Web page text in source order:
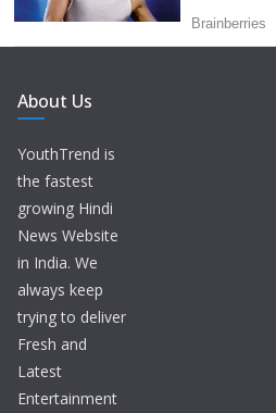
About Us
YouthTrend is
the fastest
growing Hindi
News Website
in India. We
always keep
trying to deliver
Fresh and
Latest
Entertainment